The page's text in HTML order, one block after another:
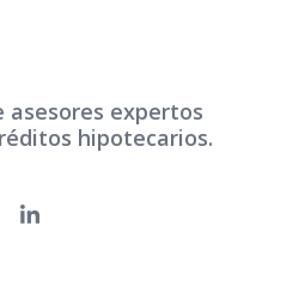
asesores expertos
hipotecarios.